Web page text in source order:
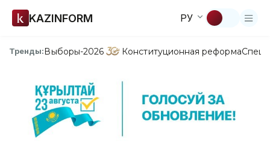
KAZINFORM РУ
Тренды:Выборы-2026 Конституционная реформа